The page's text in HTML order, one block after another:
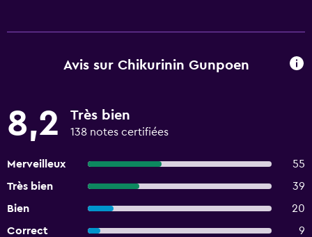
Avis sur Chikurinin Gunpoen
8,2 Très bien
138 notes certifiées
Merveilleux
55
Très bien
39
Bien
20
Correct
9